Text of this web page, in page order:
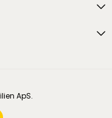
ApS.